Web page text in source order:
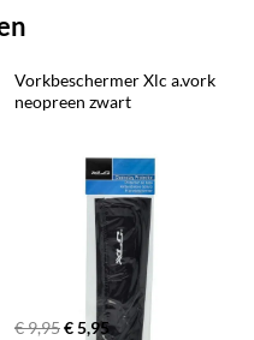
Vorkbeschermer Xlc a.vork
neopreen zwart
€ 9,95€ 5,95